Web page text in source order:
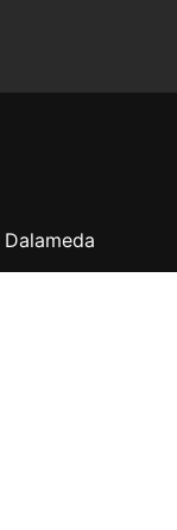
Dalameda